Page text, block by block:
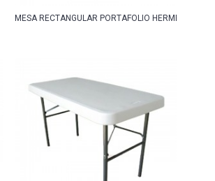
MESA RECTANGULAR PORTAFOLIO HERMES 180